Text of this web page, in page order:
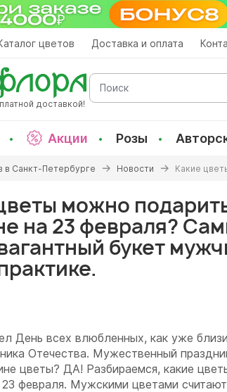
цветов Доставка и оплата
доставкой!
Поиск
Акции Розы
в Санкт-Петербурге Новости Какие
можно
на 23 февраля?
букет
День всех влюбленных, как уже
Отечества. Мужественный
цветы? ДА! Разбираемся, какие
февраля. Мужскими цветами